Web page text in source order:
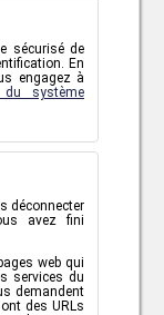
sécurisé de
En
engagez à
du système
déconnecter
avez fini
web qui
services du
demandent
des URLs